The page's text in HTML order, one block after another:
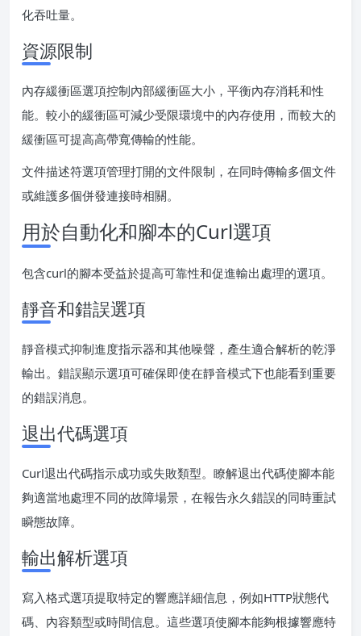
化吞吐量。
資源限制
內存緩衝區選項控制內部緩衝區大小，平衡內存消耗和性
能。較小的緩衝區可減少受限環境中的內存使用，而較大的
緩衝區可提高高帶寬傳輸的性能。
文件描述符選項管理打開的文件限制，在同時傳輸多個文件
或維護多個併發連接時相關。
用於自動化和腳本的Curl選項
包含curl的腳本受益於提高可靠性和促進輸出處理的選項。
靜音和錯誤選項
靜音模式抑制進度指示器和其他噪聲，產生適合解析的乾淨
輸出。錯誤顯示選項可確保即使在靜音模式下也能看到重要
的錯誤消息。
退出代碼選項
Curl退出代碼指示成功或失敗類型。瞭解退出代碼使腳本能
夠適當地處理不同的故障場景，在報告永久錯誤的同時重試
瞬態故障。
輸出解析選項
寫入格式選項提取特定的響應詳細信息，例如HTTP狀態代
碼、內容類型或時間信息。這些選項使腳本能夠根據響應特